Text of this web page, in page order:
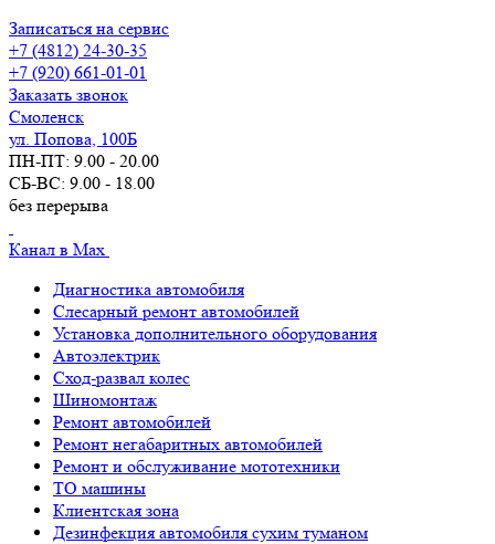
Записаться на сервис
+7 (4812) 24-30-35
+7 (920) 661-01-01
Заказать звонок
Смоленск
ул. Попова, 100Б
ПН-ПТ: 9.00 - 20.00
СБ-ВС: 9.00 - 18.00
без перерыва
Канал в Max
Диагностика автомобиля
Слесарный ремонт автомобилей
Установка дополнительного оборудования
Автоэлектрик
Сход-развал колес
Шиномонтаж
Ремонт автомобилей
Ремонт негабаритных автомобилей
Ремонт и обслуживание мототехники
ТО машины
Клиентская зона
Дезинфекция автомобиля сухим туманом